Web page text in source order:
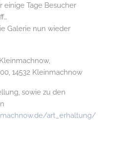
einige Tage Besucher
Galerie nun wieder
14532 Kleinmachnow
sowie zu den
art_erhaltung/